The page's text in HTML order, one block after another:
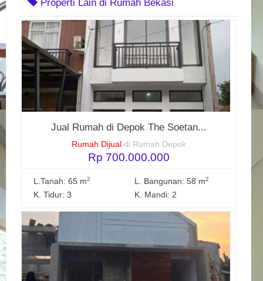
Properti Lain di Rumah Bekasi
Jual Rumah di Depok The Soetan...
Rumah Dijual di Rumah Depok
Rp 700.000.000
L.Tanah: 65 m2 L. Bangunan: 58 m2
K. Tidur: 3 K. Mandi: 2